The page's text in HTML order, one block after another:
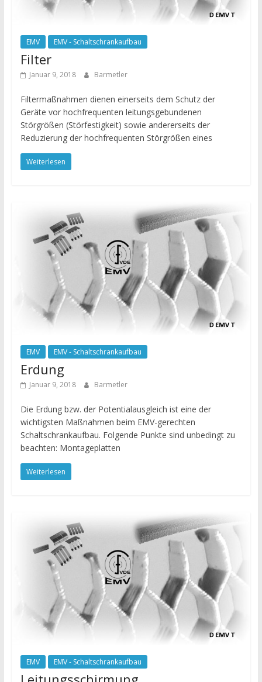
EMV EMV - Schaltschrankaufbau
Filter
Januar 9, 2018 Barmetler
Filtermaßnahmen dienen einerseits dem Schutz der
Geräte vor hochfrequenten leitungsgebundenen
Störgrößen (Störfestigkeit) sowie andererseits der
Reduzierung der hochfrequenten Störgrößen eines
Weiterlesen
EMV EMV - Schaltschrankaufbau
Erdung
Januar 9, 2018 Barmetler
Die Erdung bzw. der Potentialausgleich ist eine der
wichtigsten Maßnahmen beim EMV-gerechten
Schaltschrankaufbau. Folgende Punkte sind unbedingt zu
beachten: Montageplatten
Weiterlesen
EMV EMV - Schaltschrankaufbau